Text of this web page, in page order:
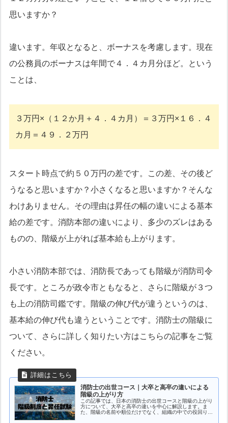
思いますか？
違います。年収となると、ボーナスを考慮します。現在
の公務員のボーナスは年間で４．４カ月分ほど。という
ことは、
３万円×（１２か月＋４．４カ月）＝３万円×１６．４
カ月＝４９．２万円
スタート時点で約５０万円の差です。この差、その後ど
うなると思いますか？小さくなると思いますか？そんな
わけありません。その理由は昇任の幅の違いによる基本
給の差です。消防本部の違いにより、多少のズレはある
ものの、階級が上がれば基本給も上がります。
小さい消防本部では、消防長であっても階級が消防司令
長です。ところが政令市ともなると、さらに階級が３つ
も上の消防司鑑です。階級の伸び代が違うというのは、
基本給の伸び代も違うということです。消防士の階級に
ついて、さらに詳しく知りたい方はこちらの記事をご覧
ください。
消防士の出世コース｜大卒と高卒の違いによる
階級の上がり方
この記事では、日本の消防士の出世コースと階級の上がり
方について、大卒と高卒の違いを中心に解説します。ま
た、階級の名前や順位だけでなく、組織の中での役回り